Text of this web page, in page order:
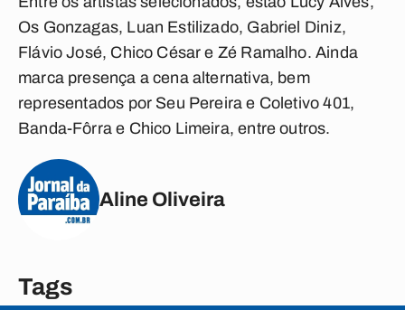
Os Gonzagas, Luan Estilizado, Gabriel Diniz,
Flávio José, Chico César e Zé Ramalho. Ainda
marca presença a cena alternativa, bem
representados por Seu Pereira e Coletivo 401,
Banda-Fôrra e Chico Limeira, entre outros.
Aline Oliveira
Tags